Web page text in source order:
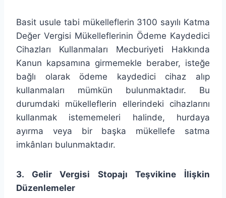
Basit usule tabi mükelleflerin 3100 sayılı Katma
Değer Vergisi Mükelleflerinin Ödeme Kaydedici
Cihazları Kullanmaları Mecburiyeti Hakkında
Kanun kapsamına girmemekle beraber, isteğe
bağlı olarak ödeme kaydedici cihaz alıp
kullanmaları mümkün bulunmaktadır. Bu
durumdaki mükelleflerin ellerindeki cihazlarını
kullanmak istememeleri halinde, hurdaya
ayırma veya bir başka mükellefe satma
imkânları bulunmaktadır.
3. Gelir Vergisi Stopajı Teşvikine İlişkin
Düzenlemeler